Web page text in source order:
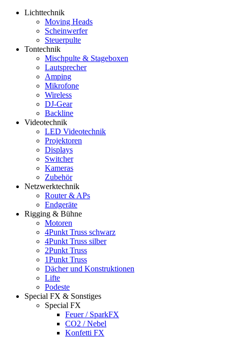
Lichttechnik
Moving Heads
Scheinwerfer
Steuerpulte
Tontechnik
Mischpulte & Stageboxen
Lautsprecher
Amping
Mikrofone
Wireless
DJ-Gear
Backline
Videotechnik
LED Videotechnik
Projektoren
Displays
Switcher
Kameras
Zubehör
Netzwerktechnik
Router & APs
Endgeräte
Rigging & Bühne
Motoren
4Punkt Truss schwarz
4Punkt Truss silber
2Punkt Truss
1Punkt Truss
Dächer und Konstruktionen
Lifte
Podeste
Special FX & Sonstiges
Special FX
Feuer / SparkFX
CO2 / Nebel
Konfetti FX